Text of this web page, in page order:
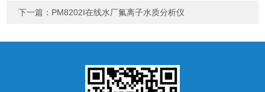
下一篇： PM8202I在线水厂氟离子水质分析仪